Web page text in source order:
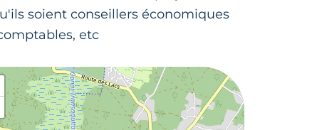
soient conseillers économiques
etc